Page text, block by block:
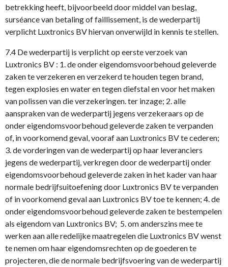
betrekking heeft, bijvoorbeeld door middel van beslag,
surséance van betaling of faillissement, is de wederpartij
verplicht Luxtronics BV hiervan onverwijld in kennis te stellen.
7.4 De wederpartij is verplicht op eerste verzoek van
Luxtronics BV : 1. de onder eigendomsvoorbehoud geleverde
zaken te verzekeren en verzekerd te houden tegen brand,
tegen explosies en water en tegen diefstal en voor het maken
van polissen van die verzekeringen. ter inzage; 2. alle
aanspraken van de wederpartij jegens verzekeraars op de
onder eigendomsvoorbehoud geleverde zaken te verpanden
of, in voorkomend geval, vooraf aan Luxtronics BV te cederen;
3. de vorderingen van de wederpartij op haar leveranciers
jegens de wederpartij, verkregen door de wederpartij onder
eigendomsvoorbehoud geleverde zaken in het kader van haar
normale bedrijfsuitoefening door Luxtronics BV te verpanden
of in voorkomend geval aan Luxtronics BV toe te kennen; 4. de
onder eigendomsvoorbehoud geleverde zaken te bestempelen
als eigendom van Luxtronics BV; 5. om anderszins mee te
werken aan alle redelijke maatregelen die Luxtronics BV wenst
te nemen om haar eigendomsrechten op de goederen te
projecteren, die de normale bedrijfsvoering van de wederpartij